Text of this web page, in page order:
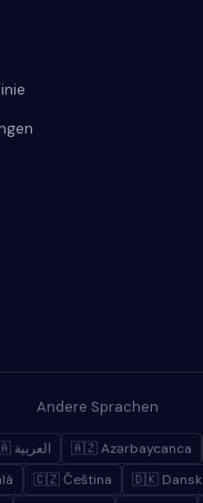
Andere Sprachen
🇸🇦 العربية 🇦🇿 Azərbaycanca
🇨🇿 Čeština 🇩🇰 Dansk